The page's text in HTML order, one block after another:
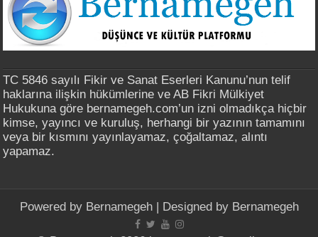
TC 5846 sayılı Fikir ve Sanat Eserleri Kanunu’nun telif
haklarına ilişkin hükümlerine ve AB Fikri Mülkiyet
Hukukuna göre bernamegeh.com’un izni olmadıkça hiçbir
kimse, yayıncı ve kuruluş, herhangi bir yazının tamamını
veya bir kısmını yayınlayamaz, çoğaltamaz, alıntı
yapamaz.
Powered by Bernamegeh| Designed by Bernamegeh